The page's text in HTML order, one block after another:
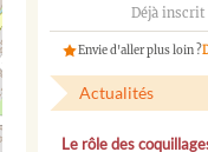
Déjà inscrit
Envie d'aller plus loin ?
Actualités
Le rôle des